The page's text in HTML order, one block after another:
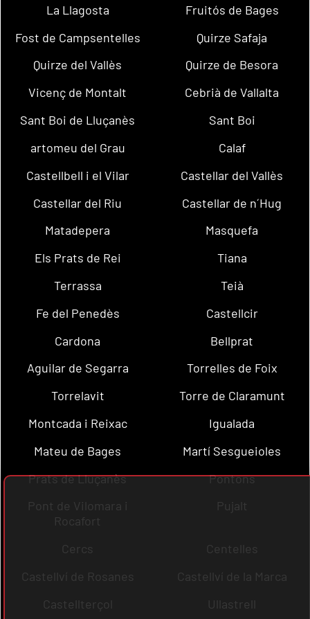
La Llagosta
Fruitós de Bages
Fost de Campsentelles
Quirze Safaja
Quirze del Vallès
Quirze de Besora
Vicenç de Montalt
Cebrià de Vallalta
Sant Boi de Lluçanès
Sant Boi
artomeu del Grau
Calaf
Castellbell i el Vilar
Castellar del Vallès
Castellar del Riu
Castellar de n´Hug
Matadepera
Masquefa
Els Prats de Rei
Tiana
Terrassa
Teià
Fe del Penedès
Castellcir
Cardona
Bellprat
Aguilar de Segarra
Torrelles de Foix
Torrelavit
Torre de Claramunt
Montcada i Reixac
Igualada
Mateu de Bages
Martí Sesgueioles
Prats de Lluçanès
Pontons
Pont de Vilomara i
Rocafort
Pujalt
Cercs
Centelles
Castellví de Rosanes
Castellví de la Marca
Castellterçol
Ullastrell